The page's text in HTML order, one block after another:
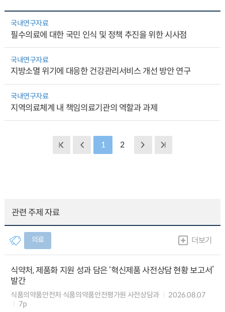
국내연구자료
필수의료에 대한 국민 인식 및 정책 추진을 위한 시사점
국내연구자료
지방소멸 위기에 대응한 건강관리서비스 개선 방안 연구
국내연구자료
지역의료체계 내 책임의료기관의 역할과 과제
1 2
관련 주제 자료
의료 더보기
식약처, 제품화 지원 성과 담은 ‘혁신제품 사전상담 현황 보고서’
발간
식품의약품안전처 식품의약품안전평가원 사전상담과
2026.08.07
7p